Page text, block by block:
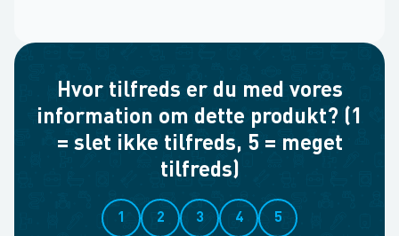
Hvor tilfreds er du med vores
information om dette produkt? (1
= slet ikke tilfreds, 5 = meget
tilfreds)
1 2 3 4 5